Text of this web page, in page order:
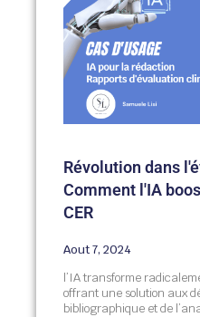
Révolution dans
Comment l'IA
CER
Aout 7, 2024
l’IA transforme
offrant une solution aux
bibliographique et de